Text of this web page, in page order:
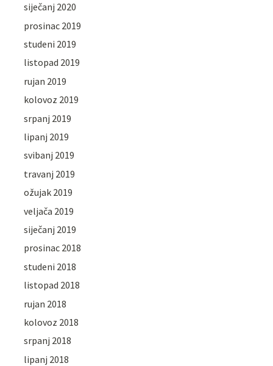
siječanj 2020
prosinac 2019
studeni 2019
listopad 2019
rujan 2019
kolovoz 2019
srpanj 2019
lipanj 2019
svibanj 2019
travanj 2019
ožujak 2019
veljača 2019
siječanj 2019
prosinac 2018
studeni 2018
listopad 2018
rujan 2018
kolovoz 2018
srpanj 2018
lipanj 2018